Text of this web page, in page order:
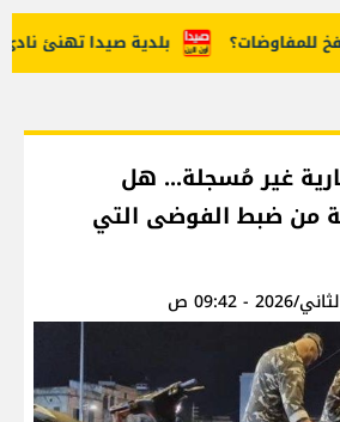
بلدية صيدا تهنئ نادي
نارية غير مُسجلة... هل
من ضبط الفوضى التي